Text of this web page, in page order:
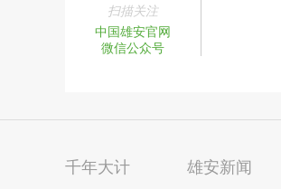
扫描关注
中国雄安官网
微信公众号
千年大计 雄安新闻